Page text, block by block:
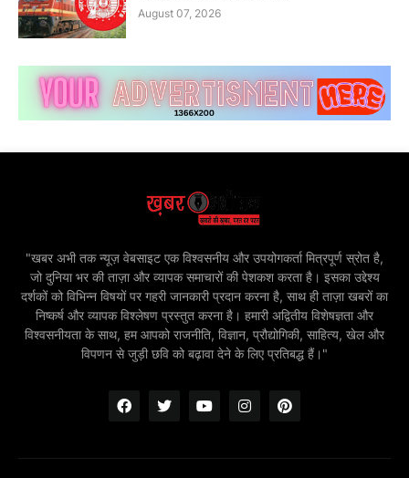
August 07, 2026
"खबर अभी तक न्यूज़ वेबसाइट एक विश्वसनीय और उपयोगकर्ता मित्रपूर्ण स्रोत है,
जो दुनिया भर की ताज़ा और व्यापक समाचारों की पेशकश करता है। इसका उद्देश्य
दर्शकों को विभिन्न विषयों पर गहरी जानकारी प्रदान करना है, साथ ही ताज़ा खबरों का
निष्कर्ष और व्यापक विश्लेषण प्रस्तुत करना है। हमारी अद्वितीय विशेषज्ञता और
विश्वसनीयता के साथ, हम आपको राजनीति, विज्ञान, प्रौद्योगिकी, साहित्य, खेल और
विपणन से जुड़ी छवि को बढ़ावा देने के लिए प्रतिबद्ध हैं।"